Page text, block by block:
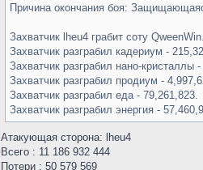
Причина окончания боя:
Захватчик lheu4 грабит соту
Захватчик разграбил кадериум -
Захватчик разграбил нано-кристаллы
Захватчик разграбил продиум -
Захватчик разграбил еда - 79,261,823.
Захватчик разграбил энергия -
Атакующая сторона: lheu4
Всего : 11 186 932 444
Потери : 50 579 569